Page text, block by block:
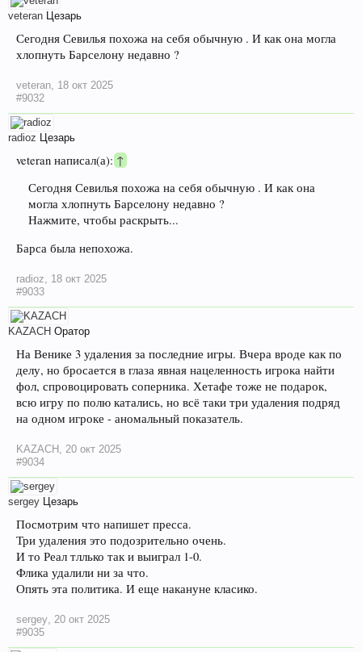
veteran Цезарь
Сегодня Севилья похожа на себя обычную . И как она могла
хлопнуть Барселону недавно ?
veteran 18 окт 2025
#9032
radioz Цезарь
veteran написал(а):↑
Сегодня Севилья похожа на себя обычную . И как она
могла хлопнуть Барселону недавно ?
Нажмите, чтобы раскрыть...
Барса была непохожа.
radioz
18 окт 2025
#9033
KAZACH Оратор
На Венике 3 удаления за последние игры. Вчера вроде как по
делу, но бросается в глаза явная нацеленность игрока найти
фол, спровоцировать соперника. Хетафе тоже не подарок,
всю игру по полю катались, но всё таки три удаления подряд
на одном игроке - аномальный показатель.
KAZACH
20 окт 2025
#9034
sergey Цезарь
Посмотрим что напишет пресса.
Три удаления это подозрительно очень.
И то Реал тллько так и выиграл 1-0.
Флика удалили ни за что.
Опять эта политика. И еще накануне класико.
sergey 20 окт 2025
#9035